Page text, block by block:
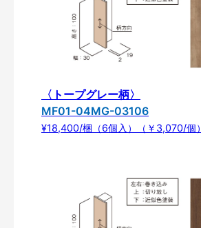
〈トープグレー柄〉
MF01-04MG-03106
¥18,400/梱（6個入）（￥3,070/個）